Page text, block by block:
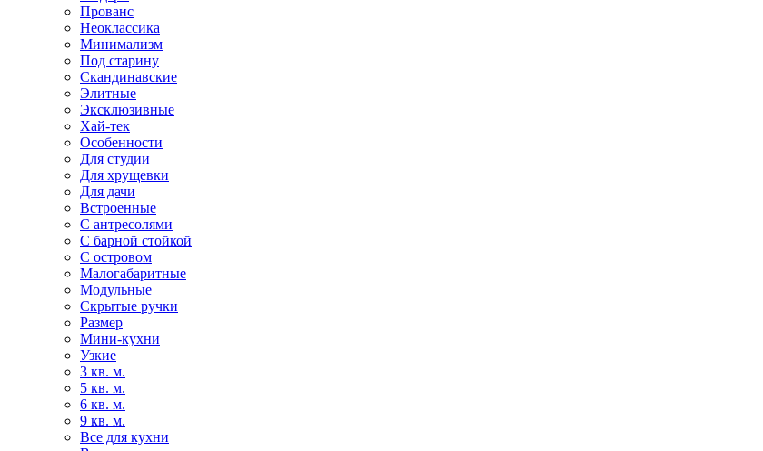
Прованс
Неоклассика
Минимализм
Под старину
Скандинавские
Элитные
Эксклюзивные
Хай-тек
Особенности
Для студии
Для хрущевки
Для дачи
Встроенные
С антресолями
С барной стойкой
С островом
Малогабаритные
Модульные
Скрытые ручки
Размер
Мини-кухни
Узкие
3 кв. м.
5 кв. м.
6 кв. м.
9 кв. м.
Все для кухни